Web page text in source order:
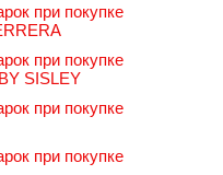
при покупке
при покупке
SISLEY
при покупке
при покупке